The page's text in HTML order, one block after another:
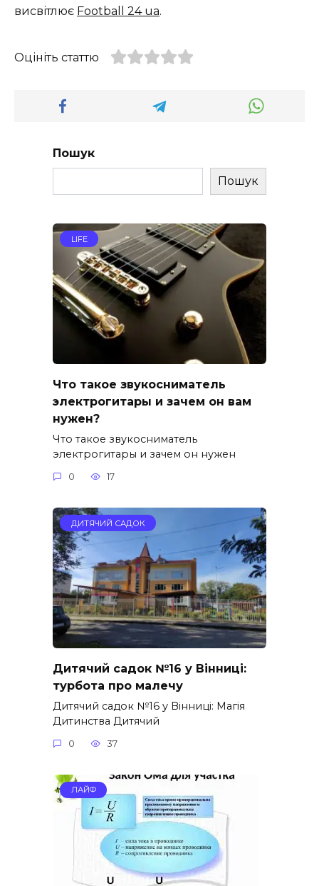
висвітлює Football 24 ua.
Оцініть статтю
Пошук
Пошук
LIFE
Что такое звукосниматель
электрогитары и зачем он вам
нужен?
Что такое звукосниматель
электрогитары и зачем он нужен
0 17
ДИТЯЧИЙ САДОК
Дитячий садок №16 у Вінниці:
турбота про малечу
Дитячий садок №16 у Вінниці: Магія
Дитинства Дитячий
0 37
ЛАЙФ